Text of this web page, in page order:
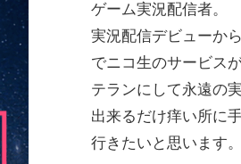
ゲーム実況配信者。
実況配信デビューか
でニコ生のサービス
テランにして永遠の
出来るだけ痒い所に
行きたいと思います。